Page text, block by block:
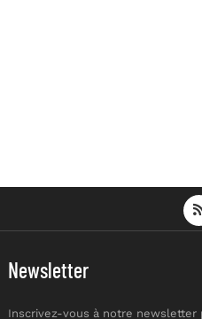
Newsletter
Inscrivez-vous à notre newsletter